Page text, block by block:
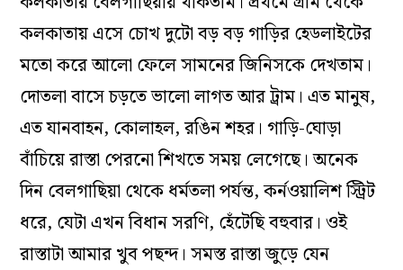
কলকাতায় এসে চোখ দুটো বড় বড় গাড়ির হেডলাইটের
মতো করে আলো ফেলে সামনের জিনিসকে দেখতাম।
দোতলা বাসে চড়তে ভালো লাগত আর ট্রাম। এত মানুষ,
এত যানবাহন, কোলাহল, রঙিন শহর। গাড়ি-ঘোড়া
বাঁচিয়ে রাস্তা পেরনো শিখতে সময় লেগেছে। অনেক
দিন বেলগাছিয়া থেকে ধর্মতলা পর্যন্ত, কর্নওয়ালিশ স্ট্রিট
ধরে, যেটা এখন বিধান সরণি, হেঁটেছি বহুবার। ওই
রাস্তাটা আমার খুব পছন্দ। সমস্ত রাস্তা জুড়ে যেন